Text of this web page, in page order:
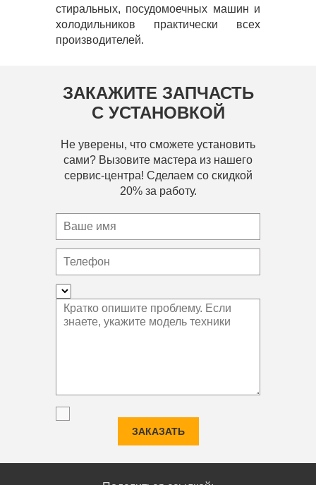
стиральных, посудомоечных машин и
холодильников практически всех
производителей.
ЗАКАЖИТЕ ЗАПЧАСТЬ
С УСТАНОВКОЙ
Не уверены, что сможете установить
сами? Вызовите мастера из нашего
сервис-центра! Сделаем со скидкой
20% за работу.
ЗАКАЗАТЬ